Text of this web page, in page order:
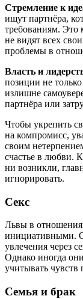
Стремление к
ищут партнёра,
требованиям. Это
не видят всех
проблемы в
Власть и
позиции не
излишне
партнёра или
Чтобы укрепить
на компромисс,
своим
счастье в любви.
ни возникли,
игнорировать.
Секс
Львы в
инициативными.
увлечения через
Однако иногда
учитывать чувств
Семья и брак